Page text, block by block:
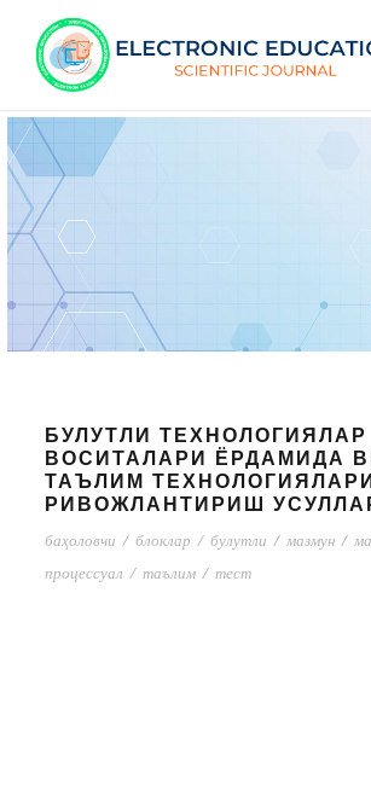
БУЛУТЛИ ТЕХНОЛОГИЯЛАР
ВОСИТАЛАРИ ЁРДАМИДА
ТАЪЛИМ
РИВОЖЛАНТИРИШ
баҳоловчи / блоклар / булутли / мазмун /
процессуал / таълим / тест